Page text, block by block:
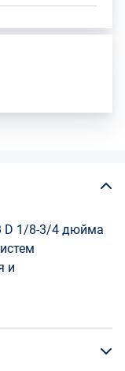
D 1/8-3/4 дюйма
и